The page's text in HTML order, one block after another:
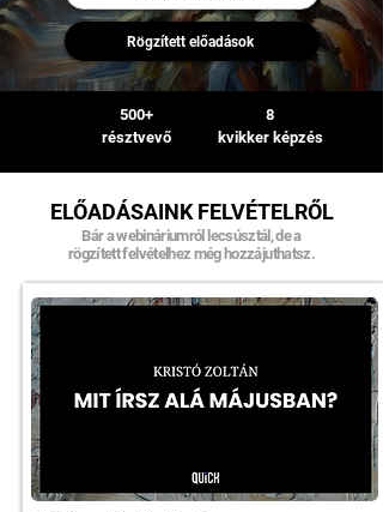
Rögzített előadások
500+
résztvevő
8
kvikker képzés
ELŐADÁSAINK FELVÉTELRŐL
Bár a webináriumról lecsúsztál, de a
rögzített felvételhez még hozzájuthatsz.